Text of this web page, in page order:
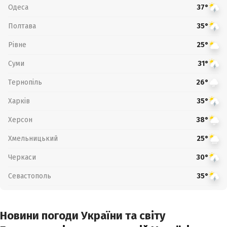
Одеса 37°
Полтава 35°
Рівне 25°
Суми 31°
Тернопіль 26°
Харків 35°
Херсон 38°
Хмельницький 25°
Черкаси 30°
Севастополь 35°
Новини погоди України та світу